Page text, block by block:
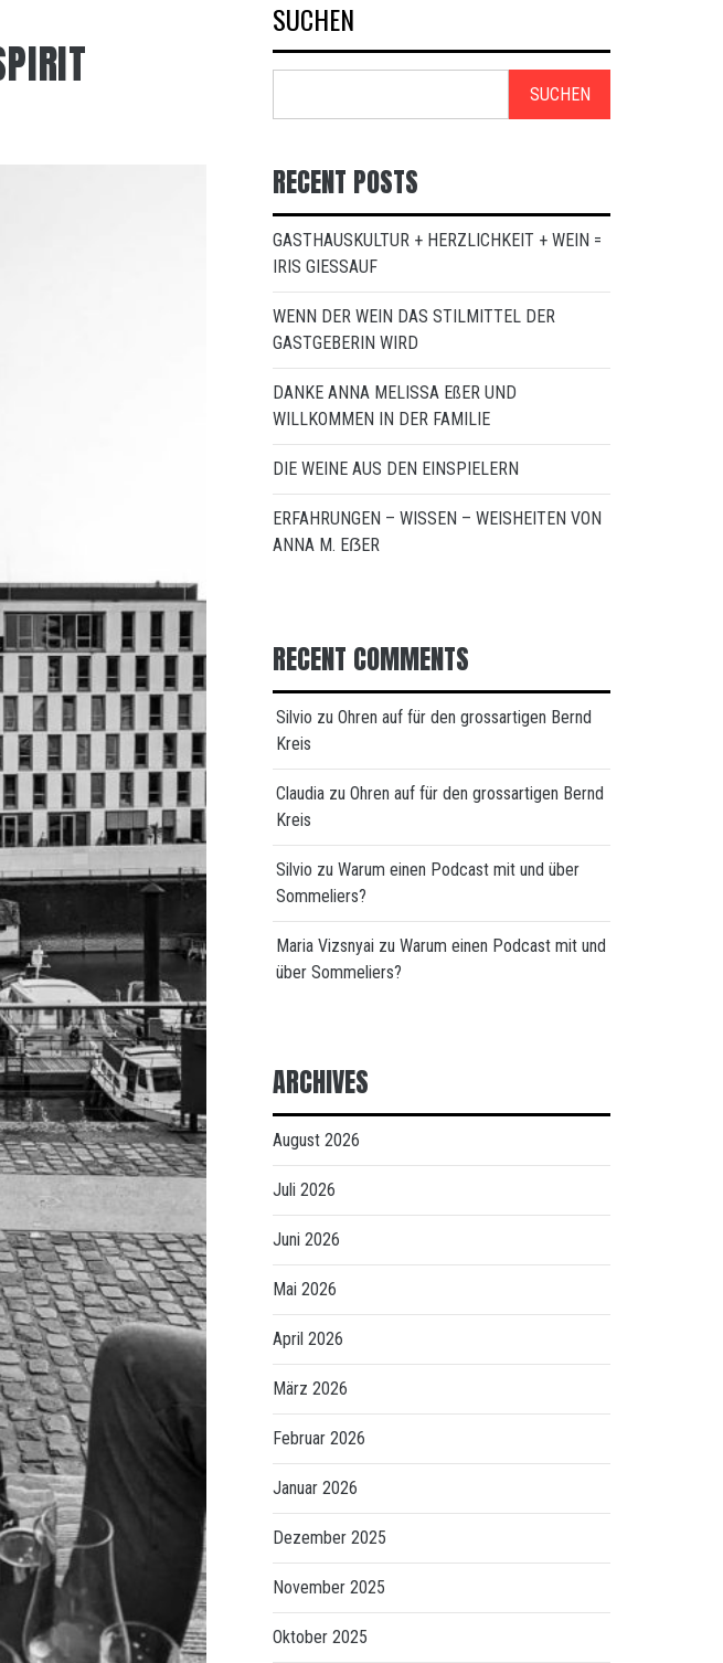
SUCHEN
SUCHEN
RECENT POSTS
GASTHAUSKULTUR + HERZLICHKEIT + WEIN =
IRIS GIESSAUF
WENN DER WEIN DAS STILMITTEL DER
GASTGEBERIN WIRD
DANKE ANNA MELISSA EßER UND
WILLKOMMEN IN DER FAMILIE
DIE WEINE AUS DEN EINSPIELERN
ERFAHRUNGEN – WISSEN – WEISHEITEN VON
ANNA M. EẞER
RECENT COMMENTS
Silvio zu Ohren auf für den grossartigen Bernd
Kreis
Claudia zu Ohren auf für den grossartigen Bernd
Kreis
Silvio zu Warum einen Podcast mit und über
Sommeliers?
Maria Vizsnyai zu Warum einen Podcast mit und
über Sommeliers?
ARCHIVES
August 2026
Juli 2026
Juni 2026
Mai 2026
April 2026
März 2026
Februar 2026
Januar 2026
Dezember 2025
November 2025
Oktober 2025